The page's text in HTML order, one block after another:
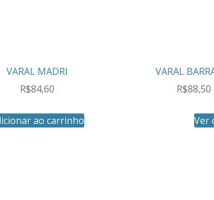
VARAL MADRI
R$84,60
ao carrinho
VARAL
R$88,50
Ver